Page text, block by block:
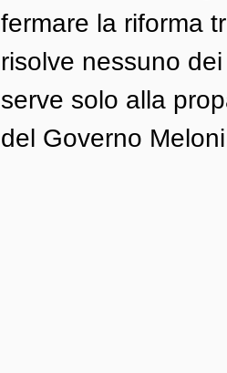
fermare la riforma
risolve nessuno
serve solo alla
del Governo